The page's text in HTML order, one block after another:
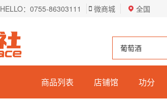
HELLO：0755-86303111 微商城 全国
商品列表 店铺馆 功分